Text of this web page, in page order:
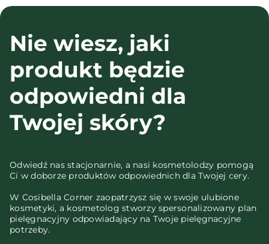
Nie wiesz, jaki
produkt będzie
odpowiedni dla
Twojej skóry?
Odwiedź nas stacjonarnie, a nasi kosmetolodzy pomogą
Ci w doborze produktów odpowiednich dla Twojej cery.
W Cosibella Corner zaopatrzysz się w swoje ulubione
kosmetyki, a kosmetolog stworzy spersonalizowany plan
pielęgnacyjny odpowiadający na Twoje pielęgnacyjne
potrzeby.